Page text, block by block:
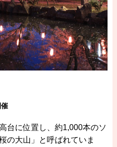
台に位置し、約1,000本のソ
の大山」と呼ばれていま